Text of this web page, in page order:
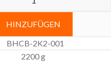
HINZUFÜGEN
BHCB-2K2-001
2200 g